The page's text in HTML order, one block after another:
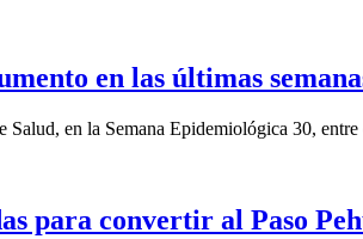
en las últimas
en la Semana Epidemiológica 30,
para convertir al Paso